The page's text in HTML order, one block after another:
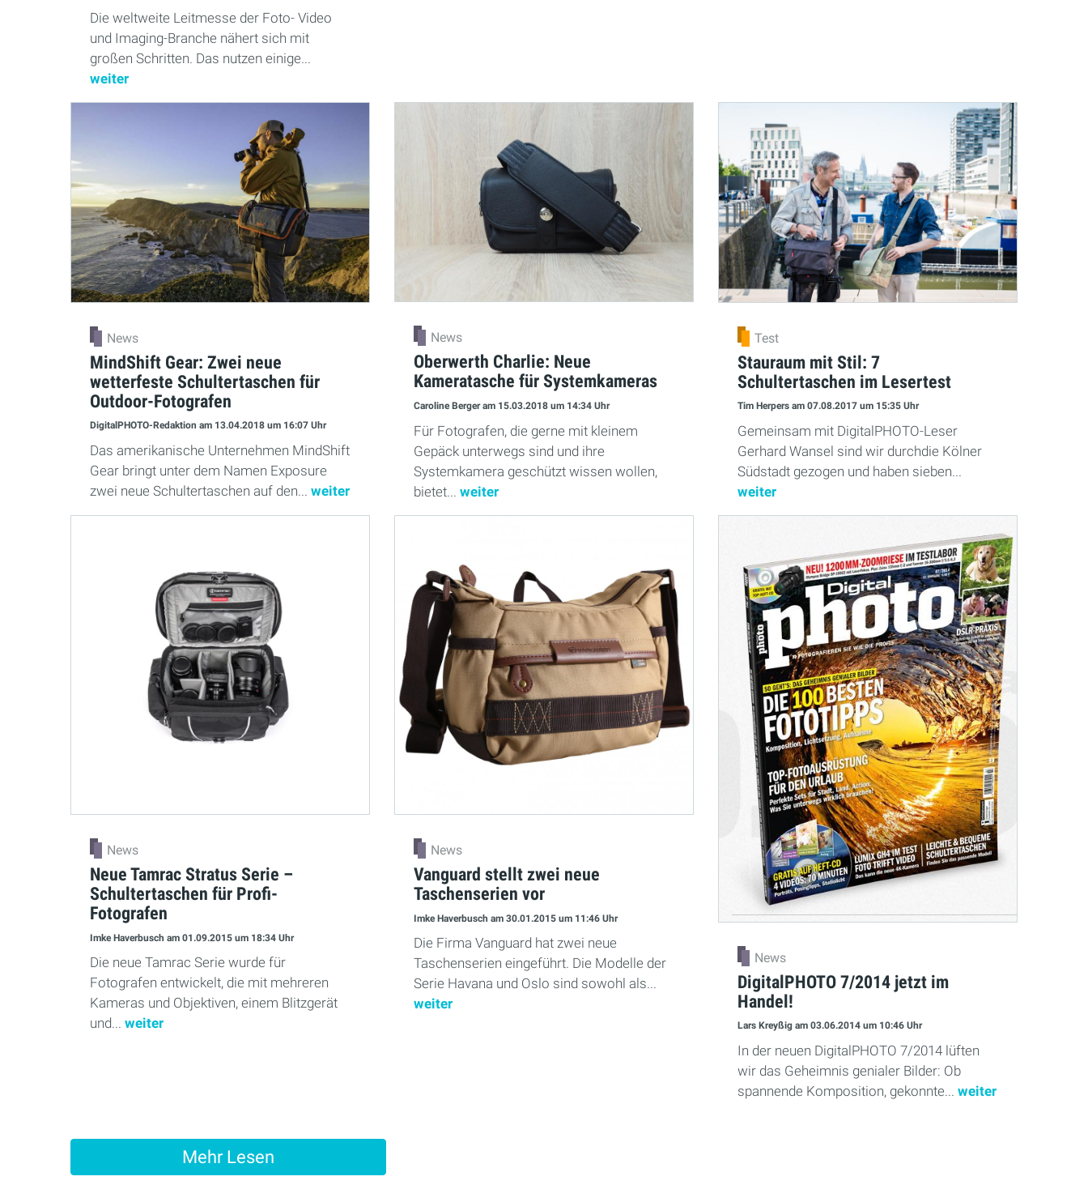
Die weltweite Leitmesse der Foto- Video
und Imaging-Branche nähert sich mit
großen Schritten. Das nutzen einige...
weiter
News
MindShift Gear: Zwei neue
wetterfeste Schultertaschen für
Outdoor-Fotografen
DigitalPHOTO-Redaktion am 13.04.2018 um 16:07 Uhr
Das amerikanische Unternehmen MindShift
Gear bringt unter dem Namen Exposure
zwei neue Schultertaschen auf den... weiter
News
Oberwerth Charlie: Neue
Kameratasche für Systemkameras
Caroline Bergeram 15.03.2018 um 14:34 Uhr
Für Fotografen, die gerne mit kleinem
Gepäck unterwegs sind und ihre
Systemkamera geschützt wissen wollen,
bietet... weiter
Test
Stauraum mit Stil: 7
Schultertaschen im Lesertest
Tim Herpers am 07.08.2017 um 15:35 Uhr
Gemeinsam mit DigitalPHOTO-Leser
Gerhard Wansel sind wir durchdie Kölner
Südstadt gezogen und haben sieben...
weiter
News
Neue Tamrac Stratus Serie –
Schultertaschen für Profi-
Fotografen
Imke Haverbusch am 01.09.2015 um 18:34 Uhr
Die neue Tamrac Serie wurde für
Fotografen entwickelt, die mit mehreren
Kameras und Objektiven, einem Blitzgerät
und... weiter
News
Vanguard stellt zwei neue
Taschenserien vor
Imke Haverbusch am 30.01.2015 um 11:46 Uhr
Die Firma Vanguard hat zwei neue
Taschenserien eingeführt. Die Modelle der
Serie Havana und Oslo sind sowohl als...
weiter
News
DigitalPHOTO 7/2014 jetzt im
Handel!
Lars Kreyßig am 03.06.2014 um 10:46 Uhr
In der neuen DigitalPHOTO 7/2014 lüften
wir das Geheimnis genialer Bilder: Ob
spannende Komposition, gekonnte... weiter
Mehr Lesen